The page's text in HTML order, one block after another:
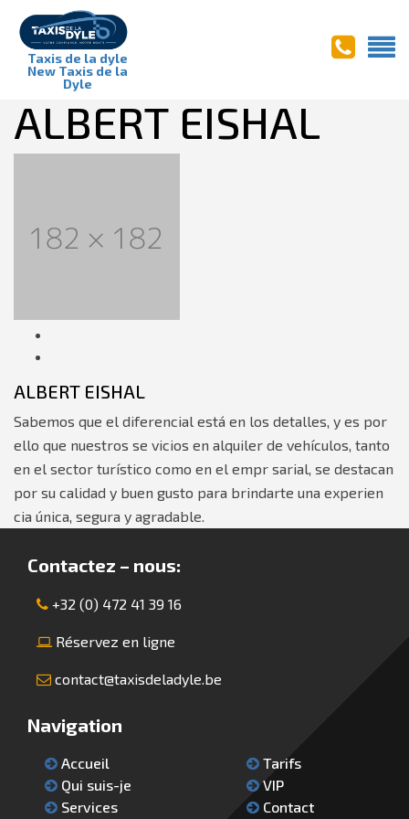
Taxis de la dyle
New Taxis de la
Dyle
ALBERT EISHAL
ALBERT EISHAL
Sabemos que el diferencial está en los detalles, y es por
ello que nuestros se vicios en alquiler de vehículos, tanto
en el sector turístico como en el empr sarial, se destacan
por su calidad y buen gusto para brindarte una experien
cia única, segura y agradable.
Contactez – nous:
+32 (0) 472 41 39 16
Réservez en ligne
contact@taxisdeladyle.be
Navigation
Accueil
Qui suis-je
Services
Tarifs
VIP
Contact